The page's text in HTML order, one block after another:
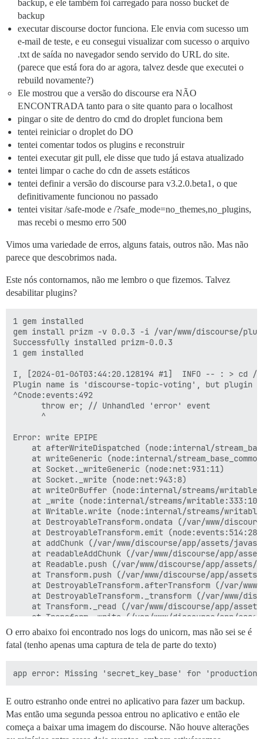
backup, e ele também foi carregado para nosso bucket de
backup
executar discourse doctor funciona. Ele envia com sucesso um
e-mail de teste, e eu consegui visualizar com sucesso o arquivo
.txt de saída no navegador sendo servido do URL do site.
(parece que está fora do ar agora, talvez desde que executei o
rebuild novamente?)
Ele mostrou que a versão do discourse era NÃO
ENCONTRADA tanto para o site quanto para o localhost
pingar o site de dentro do cmd do droplet funciona bem
tentei reiniciar o droplet do DO
tentei comentar todos os plugins e reconstruir
tentei executar git pull, ele disse que tudo já estava atualizado
tentei limpar o cache do cdn de assets estáticos
tentei definir a versão do discourse para v3.2.0.beta1, o que
definitivamente funcionou no passado
tentei visitar /safe-mode e /?safe_mode=no_themes,no_plugins,
mas recebi o mesmo erro 500
Vimos uma variedade de erros, alguns fatais, outros não. Mas não
parece que descobrimos nada.
Este nós contornamos, não me lembro o que fizemos. Talvez
desabilitar plugins?
1 gem installed
gem install prizm -v 0.0.3 -i /var/www/discourse/
Successfully installed prizm-0.0.3
1 gem installed
I, [2024-01-06T03:44:20.128194 #1]  INFO -- : > cd /
Plugin name is 'discourse-topic-voting', but plugin
^Cnode:events:492
      throw er; // Unhandled 'error' event
      ^
Error: write EPIPE
at afterWriteDispatched (node:internal/
at writeGeneric (node:internal/
    at Socket._writeGeneric (node:net:931:11)
    at Socket._write (node:net:943:8)
at writeOrBuffer (node:internal/streams/
    at _write (node:internal/streams/writable:333:10)
at Writable.write (node:internal/streams/
at DestroyableTransform.ondata (/var/www/
    at DestroyableTransform.emit (node:events:514:28)
at addChunk (/var/www/discourse/app/assets/
at readableAddChunk (/var/www/discourse/app/
at Readable.push (/var/www/discourse/app/
at Transform.push (/var/www/discourse/app/
at DestroyableTransform.afterTransform (/var/
at DestroyableTransform._transform (/var/www/
at Transform._read (/var/www/discourse/app/
at Transform._write (/var/www/discourse/app/
at doWrite (/var/www/discourse/app/assets/
at writeOrBuffer (/var/www/discourse/app/
at Writable.write (/var/www/discourse/app/
at UI.writeLine (/var/www/discourse/app/assets/
at UI.writeInfoLine (/var/www/discourse/app/
    at listOnTimeout (node:internal/timers:569:17)
at process.processTimers (node:internal/
  errno: -32,
  code: 'EPIPE',
O erro abaixo foi encontrado nos logs do unicorn, mas não sei se é
fatal (tenho apenas uma captura de tela de parte do texto)
E outro estranho onde entrei no aplicativo para fazer um backup.
Mas então uma segunda pessoa entrou no aplicativo e então ele
começa a baixar uma imagem do discourse. Não houve alterações